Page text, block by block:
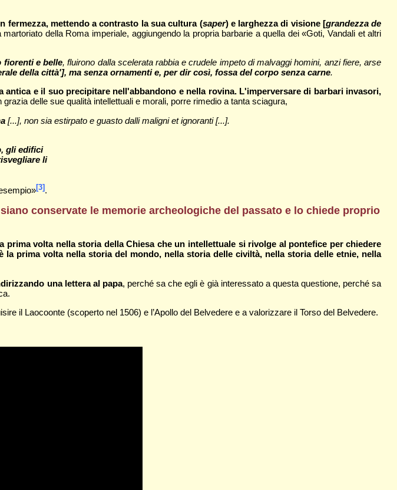
fermezza, mettendo a contrasto la sua cultura (saper) e larghezza di visione [grandezza de
della Roma imperiale, aggiungendo la propria barbarie a quella dei «Goti, Vandali et altri
fiorenti e belle, fluirono dalla scelerata rabbia e crudele impeto di malvaggi homini, anzi fiere, arse
della città'], ma senza ornamenti e, per dir così, fossa del corpo senza carne.
e il suo precipitare nell'abbandono e nella rovina. L'imperversare di barbari invasori,
delle sue qualità intellettuali e morali, porre rimedio a tanta sciagura,
[...], non sia estirpato e guasto dalli maligni et ignoranti [...].
gli edifici
li
[3].
conservate le memorie archeologiche del passato e lo chiede proprio
volta nella storia della Chiesa che un intellettuale si rivolge al pontefice per chiedere
la prima volta nella storia del mondo, nella storia delle civiltà, nella storia delle etnie, nella
una lettera al papa, perché sa che egli è già interessato a questa questione, perché sa
il Laocoonte (scoperto nel 1506) e l’Apollo del Belvedere e a valorizzare il Torso del Belvedere.